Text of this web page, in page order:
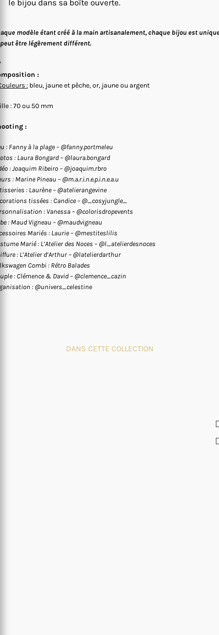
le bijou dans sa boîte ouverte.
modèle étant créé à la main artisanalement, chaque bijou est
être légèrement différent.
:
: bleu, jaune et pêche, or, jaune ou argent
: 70 ou 50 mm
:
: Fanny à la plage – @fanny.portmeleu
: Laura Bongard – @laura.bongard
: Joaquim Ribeiro – @joaquim.rbro
: Marine Pineau – @m.a.r.i.n.e.p.i.n.e.a.u
: Laurène – @atelierangevine
tissées : Candice – @_cosyjungle_
: Vanessa – @colorisdropevents
: Maud Vigneau – @maudvigneau
Mariés : Laurie – @mestiteslilis
Marié : L’Atelier des Noces – @l_atelierdesnoces
: L’Atelier d’Arthur – @latelierdarthur
Combi : Rétro Balades
: Clémence & David – @clemence_cazin
: @univers_celestine
DANS CETTE COLLECTION